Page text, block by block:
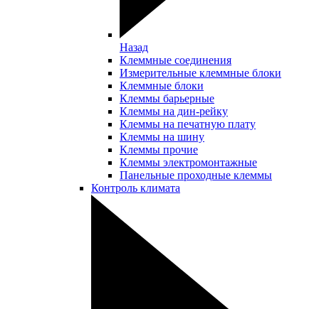
Назад
Клеммные соединения
Измерительные клеммные блоки
Клеммные блоки
Клеммы барьерные
Клеммы на дин-рейку
Клеммы на печатную плату
Клеммы на шину
Клеммы прочие
Клеммы электромонтажные
Панельные проходные клеммы
Контроль климата